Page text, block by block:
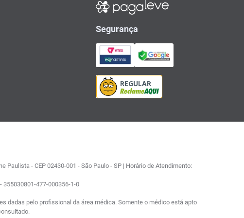
Segurança
Paulista - CEP 02430-001 - São Paulo - SP | Horário de Atendimento:
355030801-477-000356-1-0
dadas pelo profissional da área médica. Somente o médico está apto